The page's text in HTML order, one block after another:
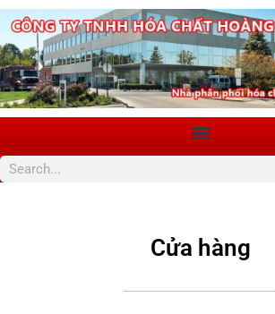
Cửa hàng